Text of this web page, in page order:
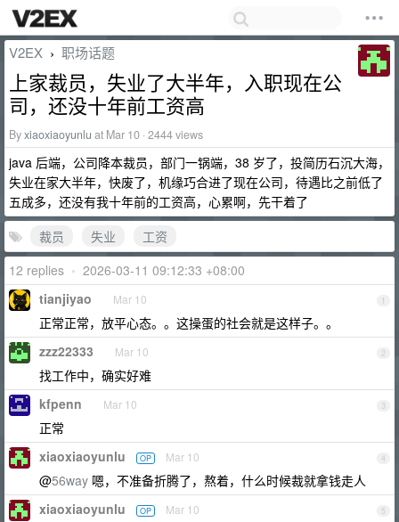
V2EX › 职场话题
上家裁员，失业了大半年，入职现在公
司，还没十年前工资高
Byxiaoxiaoyunlu at Mar 10 · 2444 views
java 后端，公司降本裁员，部门一锅端，38 岁了，投简历石沉大海，
失业在家大半年，快废了，机缘巧合进了现在公司，待遇比之前低了
五成多，还没有我十年前的工资高，心累啊，先干着了
裁员
失业
工资
12 replies • 2026-03-11 09:12:33 +08:00
1
tianjiyao Mar 10
正常正常，放平心态。。这操蛋的社会就是这样子。。
2
zzz22333 Mar 10
找工作中，确实好难
3
kfpenn Mar 10
正常
4
xiaoxiaoyunlu OP Mar 10
@56way 嗯，不准备折腾了，熬着，什么时候裁就拿钱走人
5
xiaoxiaoyunlu OP Mar 10